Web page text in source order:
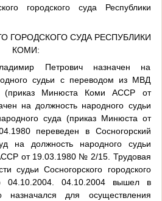
городского суда Республики
ГОРОДСКОГО СУДА РЕСПУБЛИКИ
КОМИ:
Петрович назначен на
судьи с переводом из МВД
Минюста Коми АССР от
на должность народного судьи
суда (приказ Минюста от
переведен в Сосногорский
на должность народного судьи
от 19.03.1980 № 2/15. Трудовая
судьи Сосногорского городского
04.10.2004. 04.10.2004 вышел в
назначался для осуществления